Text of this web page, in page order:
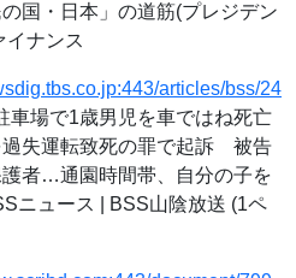
国・日本」の道筋(プレジデン
イナンス
articles/bss/24
車場で1歳男児を車ではね死亡
失運転致死の罪で起訴 被告
者…通園時間帯、自分の子を
ニュース | BSS山陰放送 (1ペ